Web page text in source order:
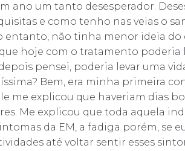
ano um tanto desesperador.
e como tenho nas veias o
entanto, não tinha menor ideia do
hoje com o tratamento poderia
pensei, poderia levar uma
Bem, era minha primeira
me explicou que haveriam dias
Me explicou que toda aquela
da EM, a fadiga porém, se
até voltar sentir esses